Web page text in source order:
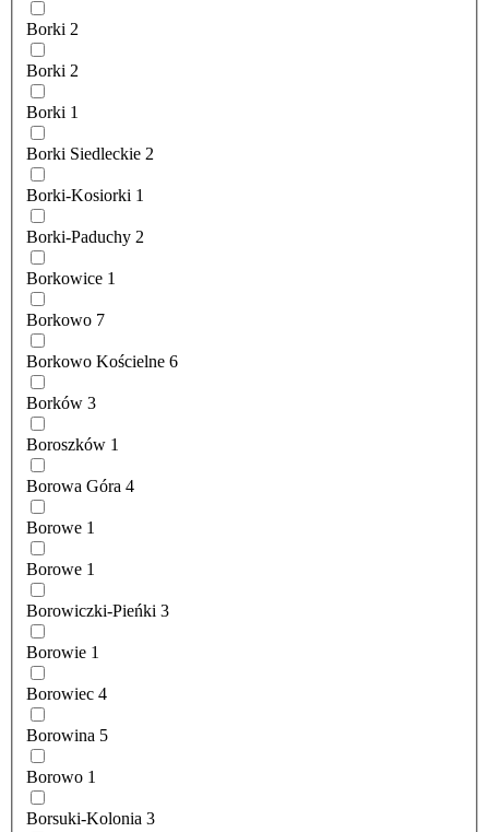
Borki 2
Borki 2
Borki 1
Borki Siedleckie 2
Borki-Kosiorki 1
Borki-Paduchy 2
Borkowice 1
Borkowo 7
Borkowo Kościelne 6
Borków 3
Boroszków 1
Borowa Góra 4
Borowe 1
Borowe 1
Borowiczki-Pieńki 3
Borowie 1
Borowiec 4
Borowina 5
Borowo 1
Borsuki-Kolonia 3